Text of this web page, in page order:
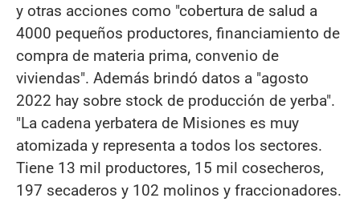
y otras acciones como "cobertura de salud a
4000 pequeños productores, financiamiento de
compra de materia prima, convenio de
viviendas". Además brindó datos a "agosto
2022 hay sobre stock de producción de yerba".
"La cadena yerbatera de Misiones es muy
atomizada y representa a todos los sectores.
Tiene 13 mil productores, 15 mil cosecheros,
197 secaderos y 102 molinos y fraccionadores.